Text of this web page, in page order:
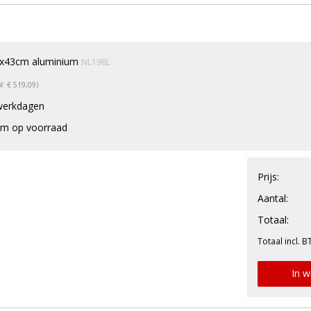
aluminium NL198L
€ 519,09)
op voorraad
Prijs:
Aantal:
Totaal:
Totaal incl.
In